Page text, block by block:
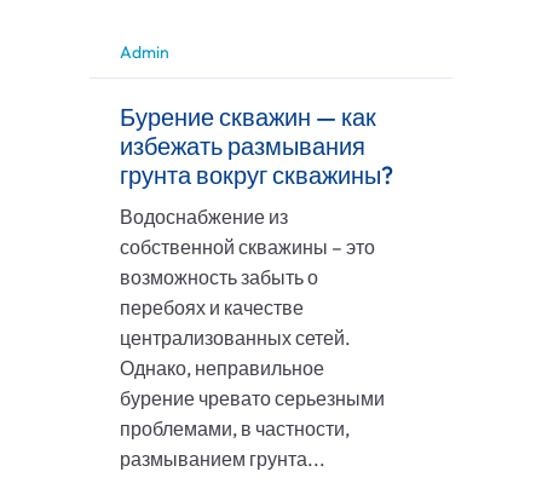
Admin
Бурение скважин — как
избежать размывания
грунта вокруг скважины?
Водоснабжение из
собственной скважины – это
возможность забыть о
перебоях и качестве
централизованных сетей.
Однако, неправильное
бурение чревато серьезными
проблемами, в частности,
размыванием грунта...